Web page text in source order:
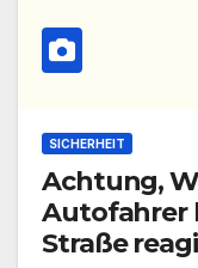
SICHERHEIT
Achtung,
Autofahrer
Straße